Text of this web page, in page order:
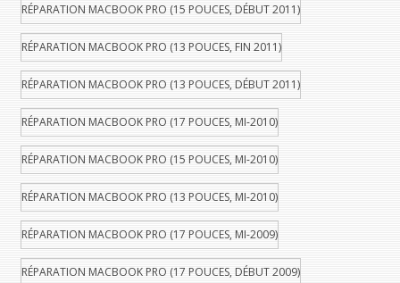
RÉPARATION MACBOOK PRO (15 POUCES, DÉBUT 2011)
RÉPARATION MACBOOK PRO (13 POUCES, FIN 2011)
RÉPARATION MACBOOK PRO (13 POUCES, DÉBUT 2011)
RÉPARATION MACBOOK PRO (17 POUCES, MI-2010)
RÉPARATION MACBOOK PRO (15 POUCES, MI-2010)
RÉPARATION MACBOOK PRO (13 POUCES, MI-2010)
RÉPARATION MACBOOK PRO (17 POUCES, MI-2009)
RÉPARATION MACBOOK PRO (17 POUCES, DÉBUT 2009)